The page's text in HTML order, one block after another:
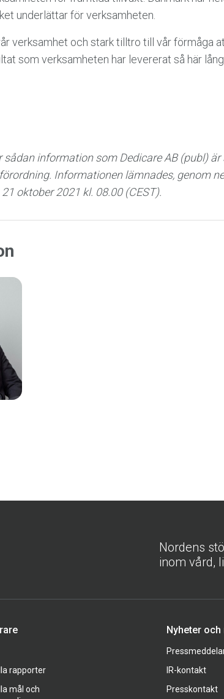
underlättar för verksamheten.
verksamhet och stark tilltro till vår förmåga
som verksamheten har levererat så här
sådan information som Dedicare AB (publ)
Informationen lämnades, genom
oktober 2021 kl. 08.00 (CEST).
Nordens
inom vård,
rapporter
mål och
Nyheter och
IR-kontakt
Presskontakt